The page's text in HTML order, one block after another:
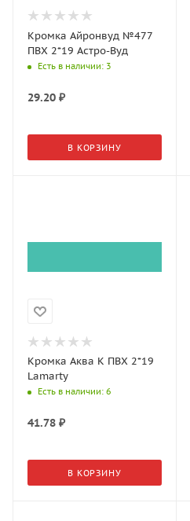
Кромка Айронвуд №477
ПВХ 2*19 Астро-Вуд
Есть в наличии: 3
29.20 ₽
В КОРЗИНУ
Кромка Аква K ПВХ 2*19
Lamarty
Есть в наличии: 6
41.78 ₽
В КОРЗИНУ